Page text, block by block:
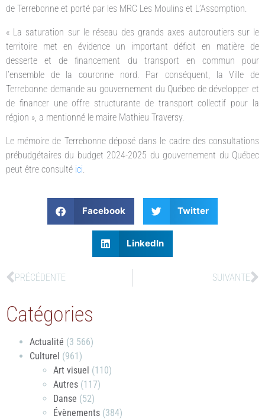
de Terrebonne et porté par les MRC Les Moulins et L’Assomption.
« La saturation sur le réseau des grands axes autoroutiers sur le
territoire met en évidence un important déficit en matière de
desserte et de financement du transport en commun pour
l’ensemble de la couronne nord. Par conséquent, la Ville de
Terrebonne demande au gouvernement du Québec de développer et
de financer une offre structurante de transport collectif pour la
région », a mentionné le maire Mathieu Traversy.
Le mémoire de Terrebonne déposé dans le cadre des consultations
prébudgétaires du budget 2024-2025 du gouvernement du Québec
peut être consulté ici
Facebook Twitter
LinkedIn
PRÉCÉDENTE SUIVANTE
Catégories
Actualité (3 566)
Culturel (961)
Art visuel (110)
Autres (117)
Danse (52)
Évènements (384)